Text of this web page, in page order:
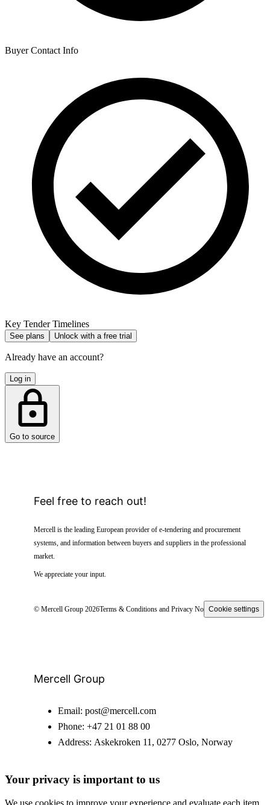
Buyer Contact Info
Key Tender Timelines
See plans Unlock with a free trial
Already have an account?
Log in
Go to source
Feel free to reach out!
Mercell is the leading European provider of e-tendering and procurement
systems, and information between buyers and suppliers in the professional
market.
We appreciate your input.
© Mercell Group 2026Terms & Conditions and Privacy NoticeCookie settings
Mercell Group
Email: post@mercell.com
Phone: +47 21 01 88 00
Address: Askekroken 11, 0277 Oslo, Norway
Your privacy is important to us
We use cookies to improve your experience and evaluate each item